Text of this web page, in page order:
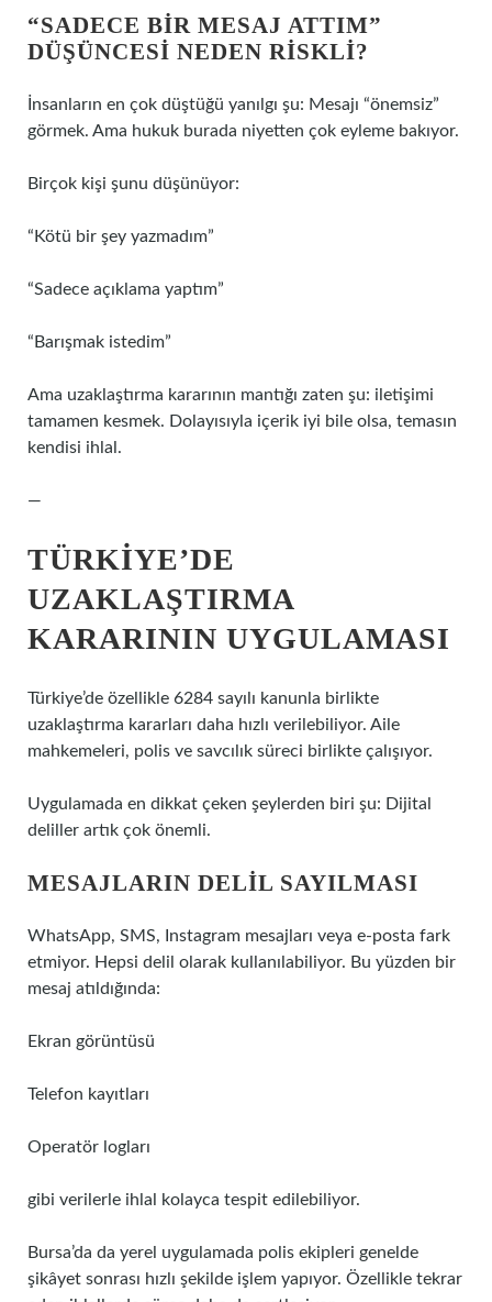
“SADECE BIR MESAJ ATTIM”
DÜŞÜNCESI NEDEN RISKLI?
İnsanların en çok düştüğü yanılgı şu: Mesajı “önemsiz”
görmek. Ama hukuk burada niyetten çok eyleme bakıyor.
Birçok kişi şunu düşünüyor:
“Kötü bir şey yazmadım”
“Sadece açıklama yaptım”
“Barışmak istedim”
Ama uzaklaştırma kararının mantığı zaten şu: iletişimi
tamamen kesmek. Dolayısıyla içerik iyi bile olsa, temasın
kendisi ihlal.
—
TÜRKIYE’DE
UZAKLAŞTIRMA
KARARININ UYGULAMASI
Türkiye’de özellikle 6284 sayılı kanunla birlikte
uzaklaştırma kararları daha hızlı verilebiliyor. Aile
mahkemeleri, polis ve savcılık süreci birlikte çalışıyor.
Uygulamada en dikkat çeken şeylerden biri şu: Dijital
deliller artık çok önemli.
MESAJLARIN DELIL SAYILMASI
WhatsApp, SMS, Instagram mesajları veya e-posta fark
etmiyor. Hepsi delil olarak kullanılabiliyor. Bu yüzden bir
mesaj atıldığında:
Ekran görüntüsü
Telefon kayıtları
Operatör logları
gibi verilerle ihlal kolayca tespit edilebiliyor.
Bursa’da da yerel uygulamada polis ekipleri genelde
şikâyet sonrası hızlı şekilde işlem yapıyor. Özellikle tekrar